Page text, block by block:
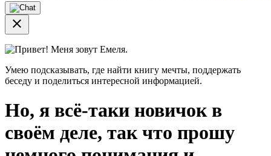
close
Привет! Меня зовут Емеля.
Умею подсказывать, где найти книгу мечты, поддержать
беседу и поделиться интересной информацией.
Но, я всё-таки новичок в
своём деле, так что прошу